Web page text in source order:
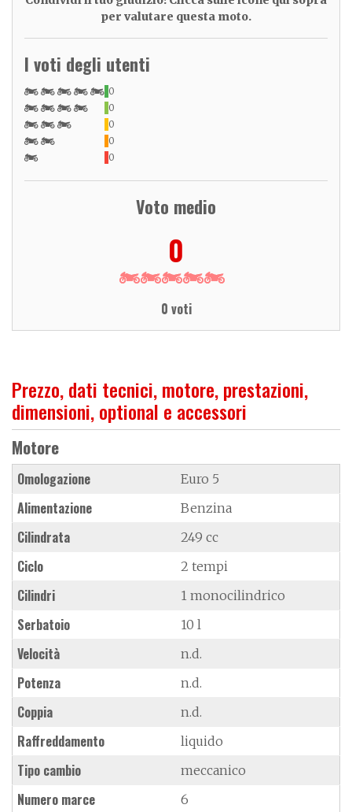
per valutare questa moto.
I voti degli utenti
0
0
0
0
0
Voto medio
0
0 voti
Prezzo, dati tecnici, motore, prestazioni,
dimensioni, optional e accessori
Motore
Omologazione Euro 5
Alimentazione Benzina
Cilindrata 249 cc
Ciclo 2 tempi
Cilindri 1 monocilindrico
Serbatoio 10 l
Velocità n.d.
Potenza n.d.
Coppia n.d.
Raffreddamento liquido
Tipo cambio meccanico
Numero marce 6